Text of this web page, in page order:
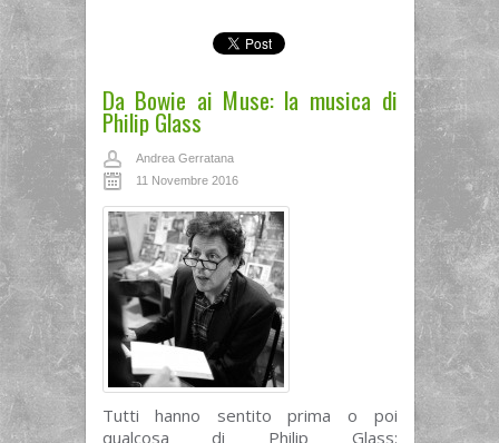
Da Bowie ai Muse: la musica di
Philip Glass
Andrea Gerratana
11 Novembre 2016
Tutti hanno sentito prima o poi
qualcosa di Philip Glass: